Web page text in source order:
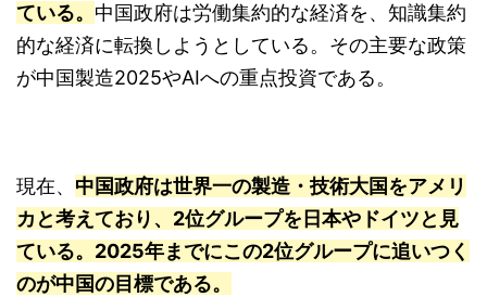
ている。 中国政府は労働集約的な経済を、知識集約
的な経済に転換しようとしている。その主要な政策
が中国製造2025やAIへの重点投資である。
現在、 中国政府は世界一の製造・技術大国をアメリ
カと考えており、2位グループを日本やドイツと見
ている。2025年までにこの2位グループに追いつく
のが中国の目標である。